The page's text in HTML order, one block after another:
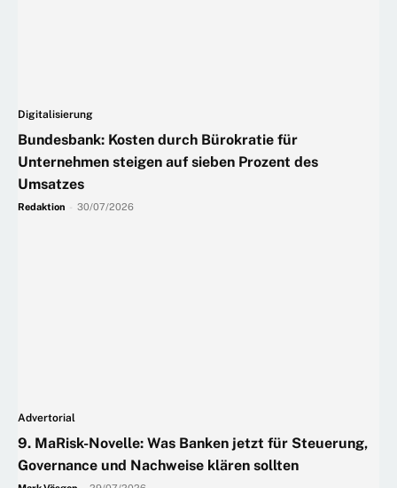
Digitalisierung
Bundesbank: Kosten durch Bürokratie für
Unternehmen steigen auf sieben Prozent des
Umsatzes
Redaktion 30/07/2026
Advertorial
9. MaRisk-Novelle: Was Banken jetzt für Steuerung,
Governance und Nachweise klären sollten